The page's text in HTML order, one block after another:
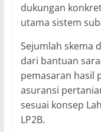
dukungan
utama sistem
Sejumlah skema
dari bantuan
pemasaran hasil
asuransi
sesuai konsep
LP2B.